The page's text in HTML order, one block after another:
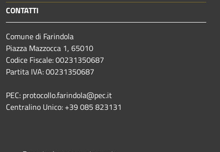
CONTATTI
Comune di Farindola
Piazza Mazzocca 1, 65010
Codice Fiscale: 00231350687
Partita IVA: 00231350687
PEC: protocollo.farindola@pec.it
Centralino Unico: +39 085 823131